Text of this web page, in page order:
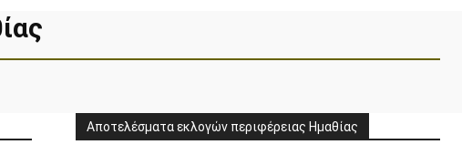
Αποτελέσματα εκλογών περιφέρειας Ημαθίας